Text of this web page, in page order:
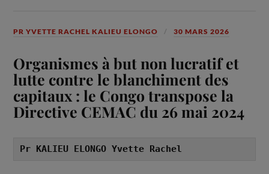
PR YVETTE RACHEL KALIEU ELONGO 30 MARS 2026
Organismes à but non lucratif et
lutte contre le blanchiment des
capitaux : le Congo transpose la
Directive CEMAC du 26 mai 2024
Pr KALIEU ELONGO Yvette Rachel